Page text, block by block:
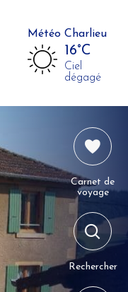
Météo Charlieu
16°C
Ciel
dégagé
Carnet de
voyage
Rechercher